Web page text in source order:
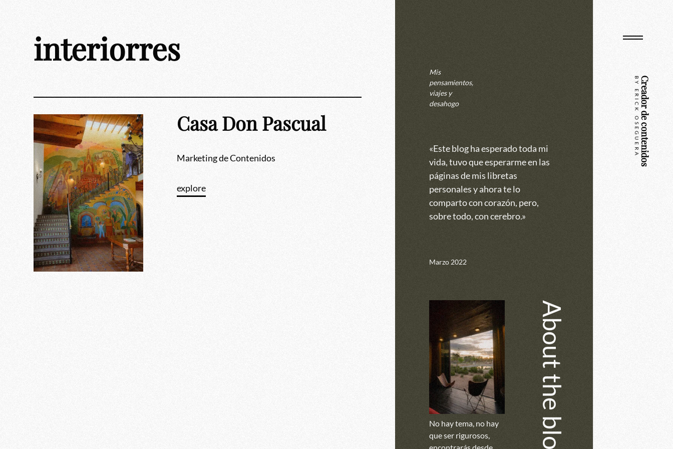
Creador de contenidos
BY ERICK OSEGUERA
interiorres
Casa Don Pascual
Marketing de Contenidos
explore
Mis
pensamientos,
viajes y
desahogo
«Este blog ha esperado toda mi
vida, tuvo que esperarme en las
páginas de mis libretas
personales y ahora te lo
comparto con corazón, pero,
sobre todo, con cerebro.»
Marzo 2022
No hay tema, no hay
que ser rigurosos,
About the blog